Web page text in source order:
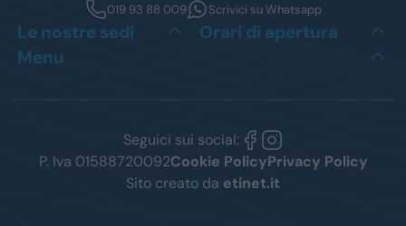
019 93 88 009 Scrivici su Whatsapp
Le nostre sedi
Orari di apertura
Menu
Seguici sui social:
P. Iva 01588720092Cookie PolicyPrivacy Policy
Sito creato da etinet.it